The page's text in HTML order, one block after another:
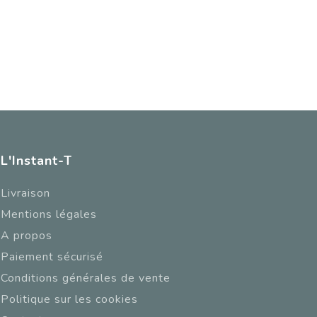
L'Instant-T
Livraison
Mentions légales
A propos
Paiement sécurisé
Conditions générales de vente
Politique sur les cookies